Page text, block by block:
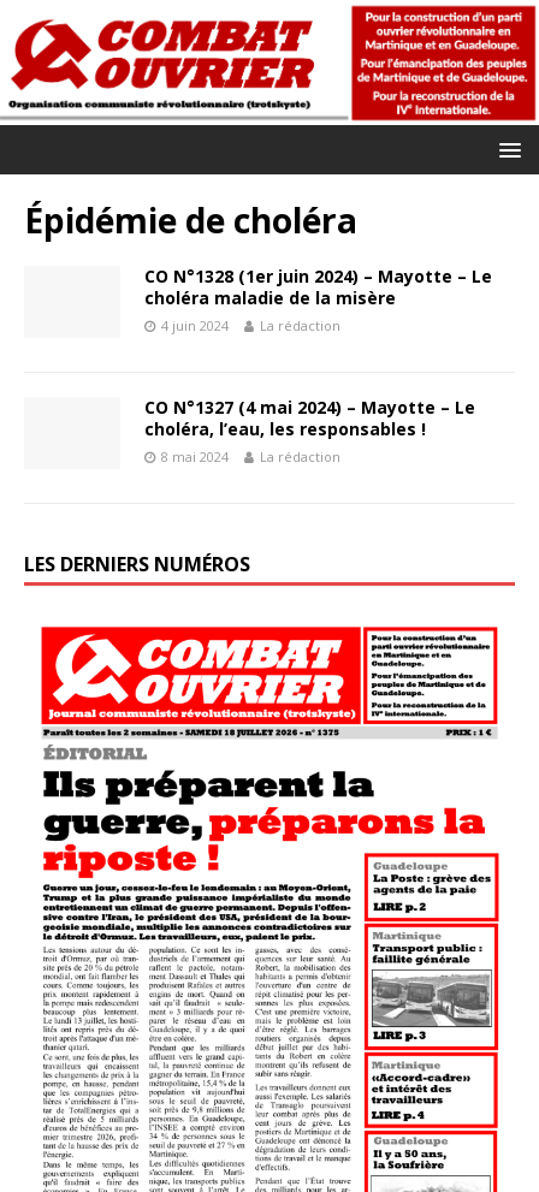
Épidémie de choléra
CO N°1328 (1er juin 2024) – Mayotte – Le
choléra maladie de la misère
4 juin 2024 La rédaction
CO N°1327 (4 mai 2024) – Mayotte – Le
choléra, l’eau, les responsables !
8 mai 2024 La rédaction
LES DERNIERS NUMÉROS